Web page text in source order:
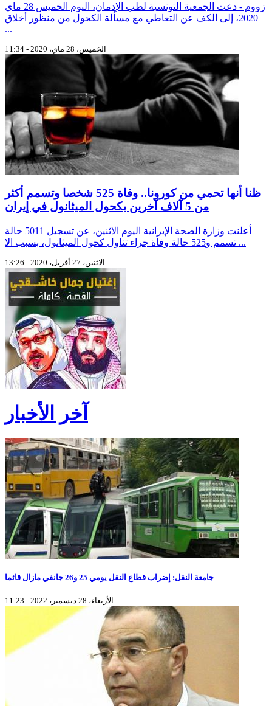
زووم - دعت الجمعية التونسية لطب الإدمان، اليوم الخميس 28 ماي
2020، إلى الكف عن التعاطي مع مسألة الكحول من منظور أخلاق
...
الخميس، 28 ماي، 2020 - 11:34
ظنا أنها تحمي من كورونا.. وفاة 525 شخصا وتسمم أكثر
من 5 آلاف آخرين بكحول الميثانول في إيران
أعلنت وزارة الصحة الإيرانية اليوم الاثنين، عن تسجيل 5011 حالة
تسمم و525 حالة وفاة جراء تناول كحول الميثانول، بسبب الا ...
الاثنين، 27 أفريل، 2020 - 13:26
آخر الأخبار
جامعة النقل: إضراب قطاع النقل يومي 25 و26 جانفي مازال قائما
الأربعاء، 28 ديسمبر، 2022 - 11:23